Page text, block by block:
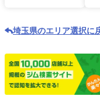
埼玉県のエリア選択に